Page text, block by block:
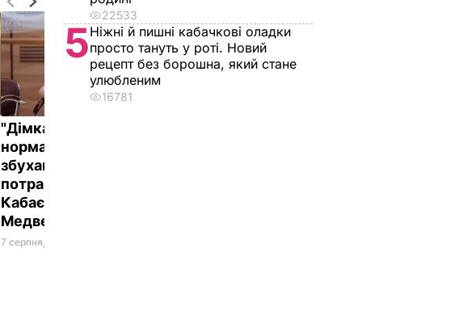
"Дімка був наче
нормальний, поки не
збухався". У мережу
потрапили знімки
Кабаєвої з
Медведєвим
7 серпня, 20.39
22533
5Ніжні й пишні кабачкові оладки
просто тануть у роті. Новий
рецепт без борошна, який стане
улюбленим
16781